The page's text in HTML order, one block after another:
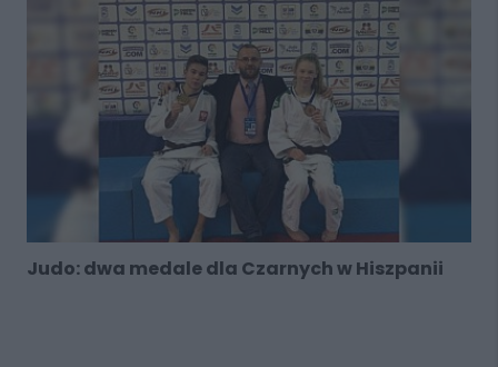
Judo: dwa medale dla Czarnych w Hiszpanii